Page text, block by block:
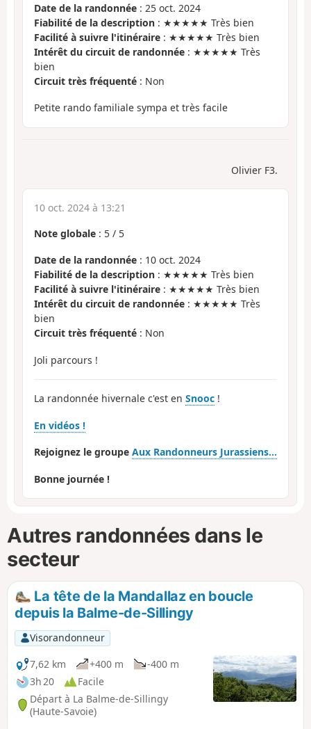
Date de la randonnée : 25 oct. 2024
Fiabilité de la description : ★★★★★ Très bien
Facilité à suivre l'itinéraire : ★★★★★ Très bien
Intérêt du circuit de randonnée : ★★★★★ Très
bien
Circuit très fréquenté : Non
Petite rando familiale sympa et très facile
Olivier F3.
10 oct. 2024 à 13:21
Note globale : 5 / 5
Date de la randonnée : 10 oct. 2024
Fiabilité de la description : ★★★★★ Très bien
Facilité à suivre l'itinéraire : ★★★★★ Très bien
Intérêt du circuit de randonnée : ★★★★★ Très
bien
Circuit très fréquenté : Non
Joli parcours !
La randonnée hivernale c'est en Snooc !
En vidéos !
Rejoignez le groupe Aux Randonneurs Jurassiens...
Bonne journée !
Autres randonnées dans le
secteur
La tête de la Mandallaz en boucle
depuis la Balme-de-Sillingy
Visorandonneur
7,62 km
+400 m
-400 m
3h 20
Facile
Départ à La Balme-de-Sillingy
(Haute-Savoie)